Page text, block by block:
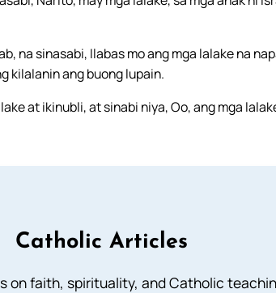
na sinasabi, Ilabas mo ang mga lalake na
kilalanin ang buong lupain.
at ikinubli, at sinabi niya, Oo, ang mga
Catholic Articles
on faith, spirituality, and Catholic